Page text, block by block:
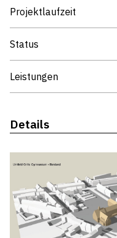
Projektlaufzeit
Status
Leistungen
Details